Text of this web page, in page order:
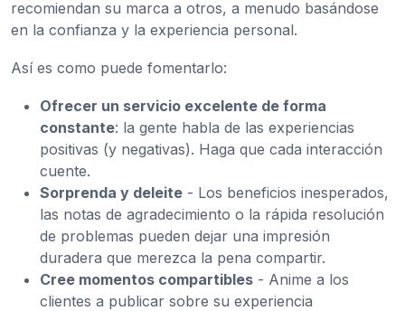
recomiendan su marca a otros, a menudo basándose
en la confianza y la experiencia personal.
Así es como puede fomentarlo:
Ofrecer un servicio excelente de forma
constante: la gente habla de las experiencias
positivas (y negativas). Haga que cada interacción
cuente.
Sorprenda y deleite - Los beneficios inesperados,
las notas de agradecimiento o la rápida resolución
de problemas pueden dejar una impresión
duradera que merezca la pena compartir.
Cree momentos compartibles - Anime a los
clientes a publicar sobre su experiencia